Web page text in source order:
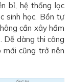
bỉ, hệ thống lọc
sinh học. Bồn tự
cần xây hầm
Dễ dàng thi công
cũng trở nên